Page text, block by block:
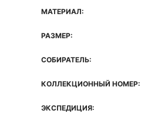
МАТЕРИАЛ:
РАЗМЕР:
СОБИРАТЕЛЬ:
КОЛЛЕКЦИОННЫЙ НОМЕР:
ЭКСПЕДИЦИЯ: